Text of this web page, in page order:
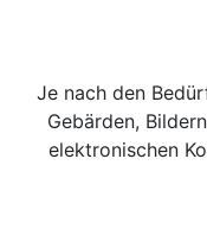
Je nach den
Gebärden,
elektronischen